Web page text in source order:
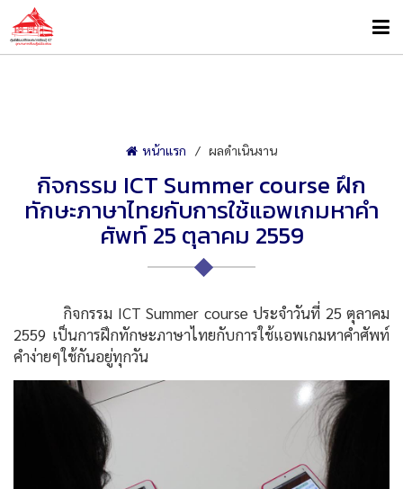
หน้าแรก ผลดำเนินงาน
กิจกรรม ICT Summer course ฝึก
ทักษะภาษาไทยกับการใช้แอพเกมหาคำ
ศัพท์ 25 ตุลาคม 2559
กิจกรรม ICT Summer course ประจำวันที่ 25 ตุลาคม
2559 เป็นการฝึกทักษะภาษาไทยกับการใช้แอพเกมหาคำศัพท์
คำง่ายๆใช้กันอยู่ทุกวัน